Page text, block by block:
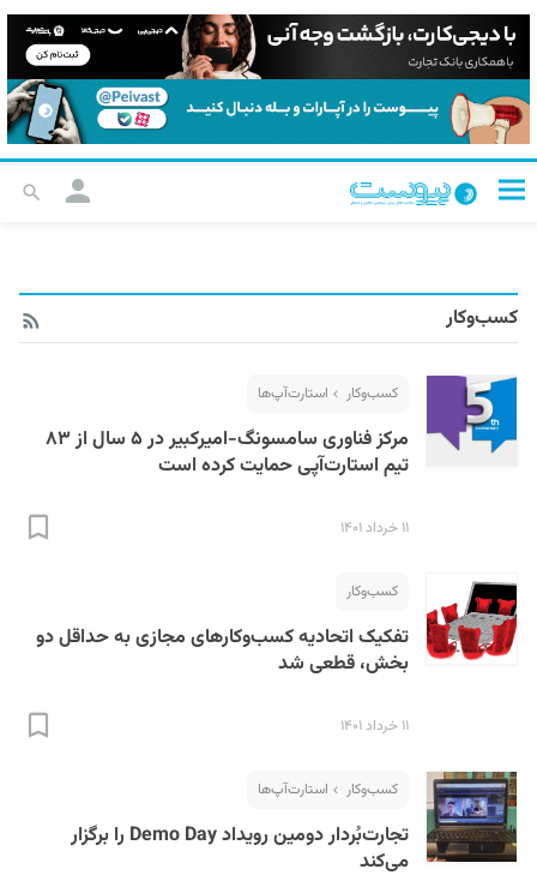
کسب‌و‌کار
کسب‌و‌کار استارت‌آپ‌ها
مرکز فناوری سامسونگ-امیرکبیر در ۵ سال از ۸۳
تیم استارت‌آپی حمایت کرده است
۱۱ خرداد ۱۴۰۱
کسب‌و‌کار
تفکیک اتحادیه کسب‌وکارهای مجازی به حداقل دو
بخش، قطعی شد
۱۱ خرداد ۱۴۰۱
کسب‌و‌کار استارت‌آپ‌ها
تجارت‌بُردار دومین رویداد Demo Day را برگزار
می‌کند